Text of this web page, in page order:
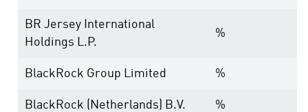
BR Jersey International
Holdings L.P.
%
BlackRock Group Limited %
BlackRock (Netherlands) B.V. %